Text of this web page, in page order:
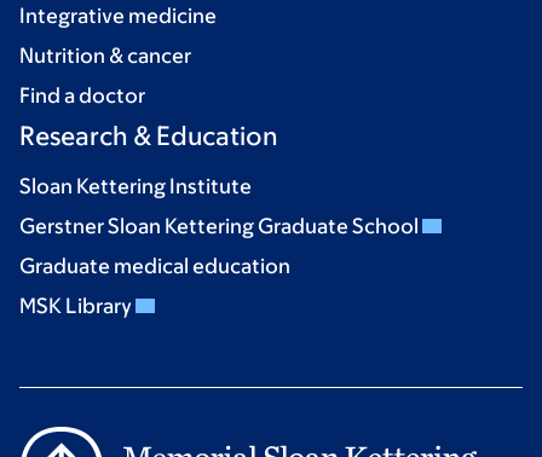
Integrative medicine
Nutrition & cancer
Find a doctor
Research & Education
Sloan Kettering Institute
Gerstner Sloan Kettering Graduate School
Graduate medical education
MSK Library